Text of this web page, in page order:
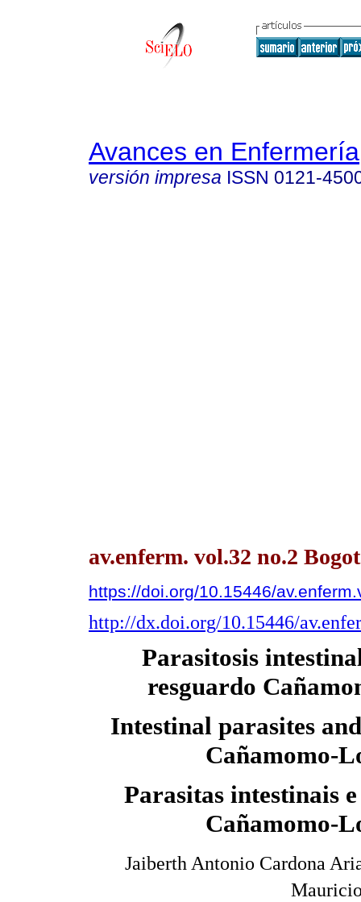
Avances en Enfermería
versión impresa ISSN 0121-
av.enferm. vol.32 no.2
https://doi.org/10.15446/
http://dx.doi.org/10.15446/
Parasitosis
resguardo
Intestinal parasites
Cañamomo-
Parasitas intestinais
Cañamomo-
Jaiberth Antonio Cardona